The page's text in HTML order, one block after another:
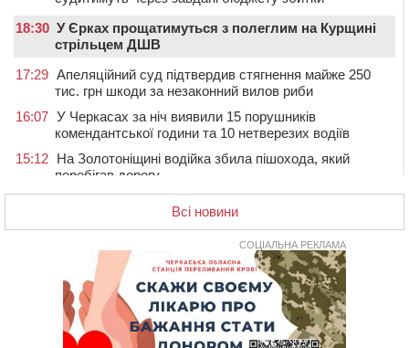
18:30 У Єрках прощатимуться з полеглим на Курщині
стрільцем ДШВ
17:29 Апеляційний суд підтвердив стягнення майже 250
тис. грн шкоди за незаконний вилов риби
16:07 У Черкасах за ніч виявили 15 порушників
комендантської години та 10 нетверезих водіїв
15:12 На Золотоніщині водійка збила пішохода, який
перебігав дорогу
під охорону 188-річну церкву
У Смілі біля магазину під колесами вантажівки
загинула жінка
У Черкасах пропонують для приватизації
п’ятиповерховий об’єкт у центрі міста
Не вистачає стажу для пенсії: як його докупити та що
потрібно знати
Всі новини
СОЦІАЛЬНА РЕКЛАМА